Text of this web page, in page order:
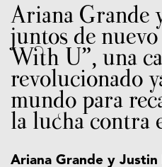
Ariana Grande
juntos de
With U”, una
revolucionado
mundo para
la lucha contra
Ariana Grande y Justin